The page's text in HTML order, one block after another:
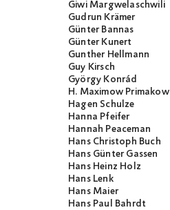
Giwi Margwelaschwili
Gudrun Krämer
Günter Bannas
Günter Kunert
Gunther Hellmann
Guy Kirsch
György Konrád
H. Maximow Primakow
Hagen Schulze
Hanna Pfeifer
Hannah Peaceman
Hans Christoph Buch
Hans Günter Gassen
Hans Heinz Holz
Hans Lenk
Hans Maier
Hans Paul Bahrdt